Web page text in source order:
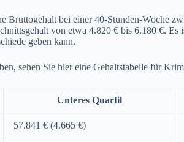
Bruttogehalt bei einer 40-Stunden-Woche
von etwa 4.820 € bis 6.180 €. Es
geben kann.
sehen Sie hier eine Gehaltstabelle für
Unteres Quartil
57.841 € (4.665 €)